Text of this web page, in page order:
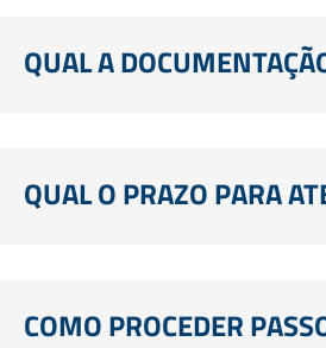
QUAL A
QUAL O PRAZO PARA
COMO PROCEDER